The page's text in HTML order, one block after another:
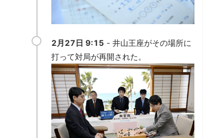
2月27日 9:15 - 井山王座がその場所に
打って対局が再開された。